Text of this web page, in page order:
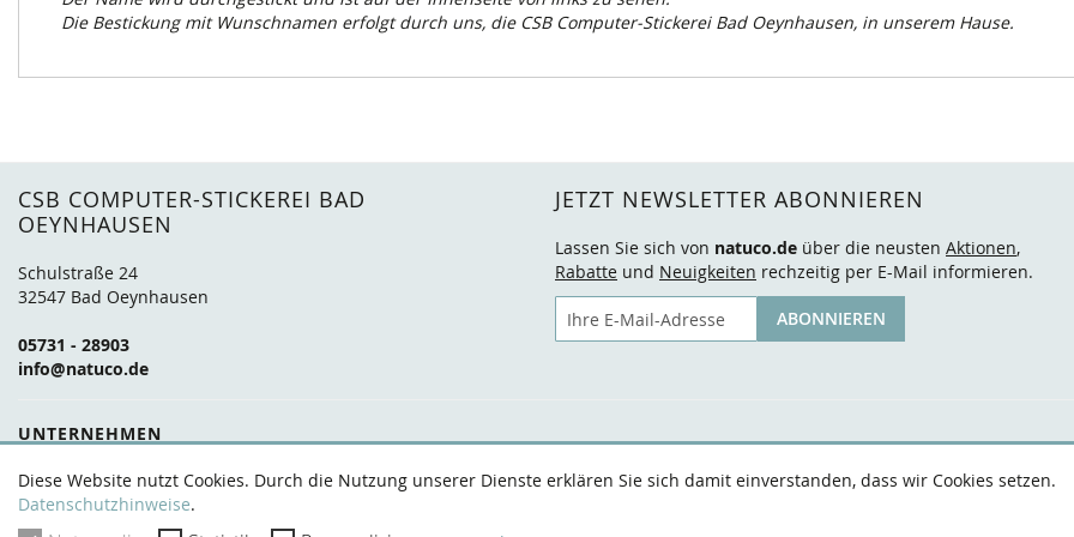
Diese Website nutzt Cookies. Durch die Nutzung unserer Dienste erklären Sie sich damit einverstanden, dass wir Cookies setzen.
Datenschutzhinweise.
Die Bestickung mit Wunschnamen erfolgt durch uns, die CSB Computer-Stickerei Bad Oeynhausen, in unserem Hause.
CSB COMPUTER-STICKEREI BAD
OEYNHAUSEN
Schulstraße 24
32547 Bad Oeynhausen
05731 - 28903
info@natuco.de
JETZT NEWSLETTER ABONNIEREN
Lassen Sie sich von natuco.de über die neusten Aktionen,
Rabatte und Neuigkeiten rechzeitig per E-Mail informieren.
E-Mail
ABONNIEREN
UNTERNEHMEN
Über unsMarkenAnfahrtFAQ Kontakt AGB Datenschutz